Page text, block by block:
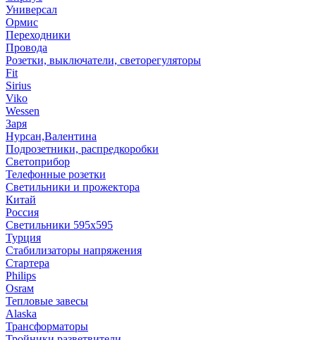
Универсал
Ормис
Переходники
Провода
Розетки, выключатели, светорегуляторы
Fit
Sirius
Viko
Wessen
Заря
Нурсан,Валентина
Подрозетники, распредкоробки
Светоприбор
Телефонные розетки
Светильники и прожектора
Китай
Россия
Светильники 595х595
Турция
Стабилизаторы напряжения
Стартера
Philips
Оsrам
Тепловые завесы
Alaska
Трансформаторы